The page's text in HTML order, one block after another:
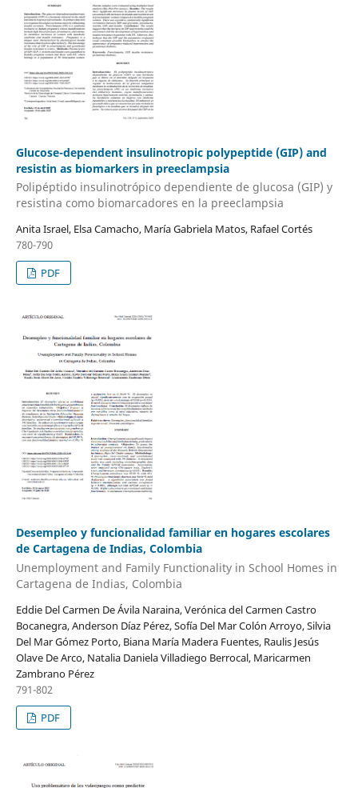
Glucose-dependent insulinotropic polypeptide (GIP) and
resistin as biomarkers in preeclampsia
Polipéptido insulinotrópico dependiente de glucosa (GIP) y
resistina como biomarcadores en la preeclampsia
Anita Israel, Elsa Camacho, María Gabriela Matos, Rafael Cortés
780-790
PDF
Desempleo y funcionalidad familiar en hogares escolares
de Cartagena de Indias, Colombia
Unemployment and Family Functionality in School Homes in
Cartagena de Indias, Colombia
Eddie Del Carmen De Ávila Naraina, Verónica del Carmen Castro
Bocanegra, Anderson Díaz Pérez, Sofía Del Mar Colón Arroyo, Silvia
Del Mar Gómez Porto, Biana María Madera Fuentes, Raulis Jesús
Olave De Arco, Natalia Daniela Villadiego Berrocal, Maricarmen
Zambrano Pérez
791-802
PDF